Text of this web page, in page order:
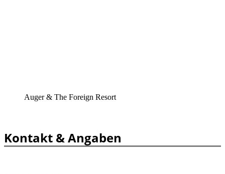
Auger & The Foreign Resort
Kontakt & Angaben